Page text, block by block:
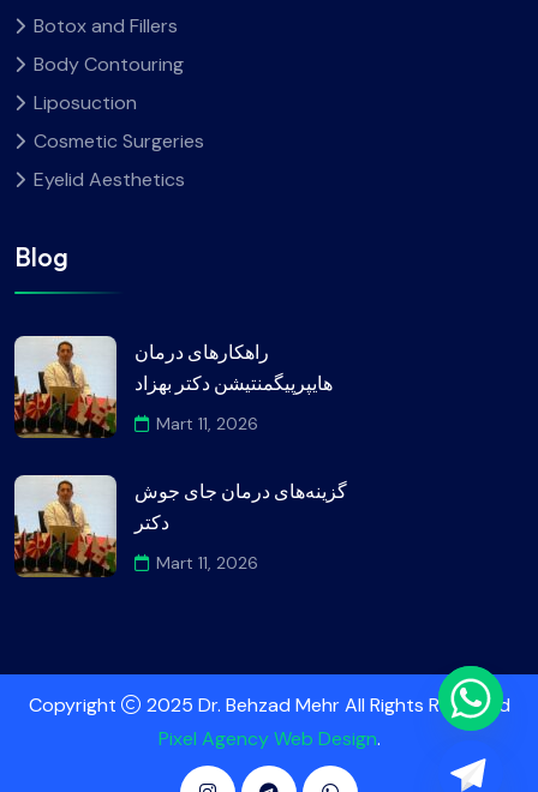
Botox and Fillers
Body Contouring
Liposuction
Cosmetic Surgeries
Eyelid Aesthetics
Blog
راهکارهای درمان
هایپرپیگمنتیشن دکتر بهزاد
Mart 11, 2026
گزینه‌های درمان جای جوش
دکتر
Mart 11, 2026
Copyright
2025 Dr. Behzad Mehr All Rights Reserved
Pixel Agency Web Design.